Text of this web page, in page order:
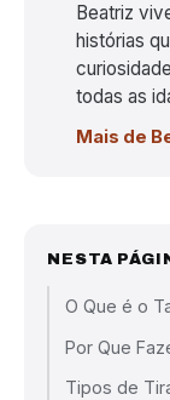
Beatriz
histórias
todas as
Mais de
NESTA
O Que é o
Por Que
Tipos de